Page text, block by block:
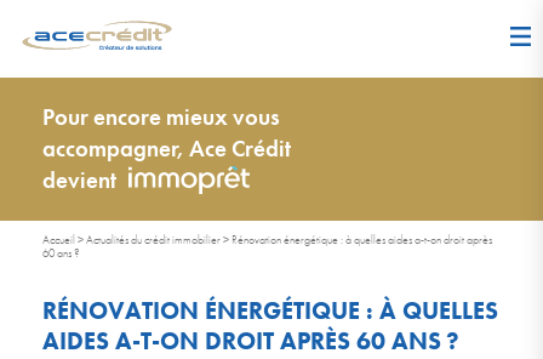
Pour encore mieux vous
accompagner, Ace Crédit
devient
Accueil >Actualités du crédit immobilier> Rénovation énergétique : à quelles aides a-t-on droit après
60 ans ?
RÉNOVATION ÉNERGÉTIQUE : À QUELLES
AIDES A-T-ON DROIT APRÈS 60 ANS ?